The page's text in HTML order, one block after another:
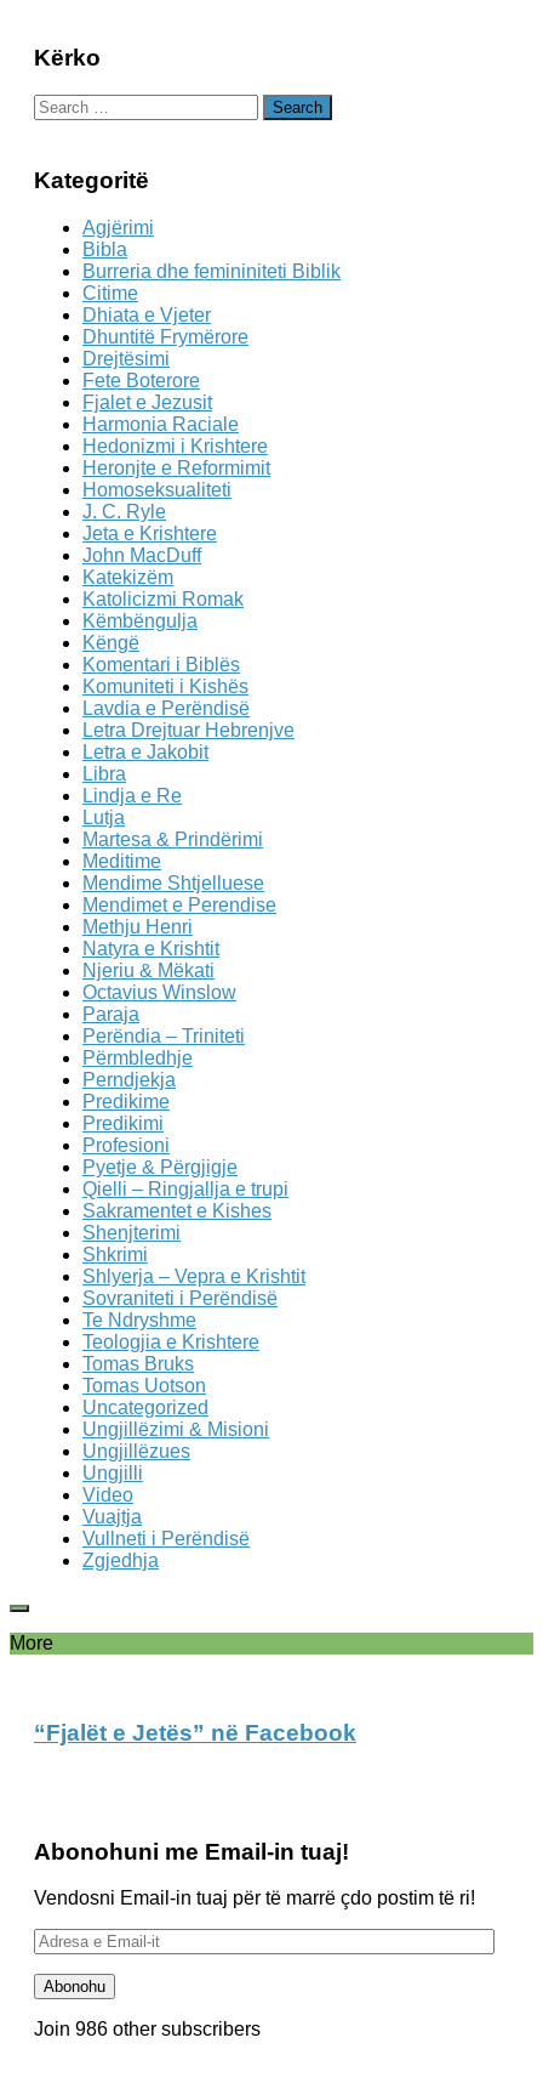
Kërko
Search
for:
Kategoritë
Agjërimi
Bibla
Burreria dhe femininiteti Biblik
Citime
Dhiata e Vjeter
Dhuntitë Frymërore
Drejtësimi
Fete Boterore
Fjalet e Jezusit
Harmonia Raciale
Hedonizmi i Krishtere
Heronjte e Reformimit
Homoseksualiteti
J. C. Ryle
Jeta e Krishtere
John MacDuff
Katekizëm
Katolicizmi Romak
Këmbëngulja
Këngë
Komentari i Biblës
Komuniteti i Kishës
Lavdia e Perëndisë
Letra Drejtuar Hebrenjve
Letra e Jakobit
Libra
Lindja e Re
Lutja
Martesa & Prindërimi
Meditime
Mendime Shtjelluese
Mendimet e Perendise
Methju Henri
Natyra e Krishtit
Njeriu & Mëkati
Octavius Winslow
Paraja
Perëndia – Triniteti
Përmbledhje
Perndjekja
Predikime
Predikimi
Profesioni
Pyetje & Përgjigje
Qielli – Ringjallja e trupi
Sakramentet e Kishes
Shenjterimi
Shkrimi
Shlyerja – Vepra e Krishtit
Sovraniteti i Perëndisë
Te Ndryshme
Teologjia e Krishtere
Tomas Bruks
Tomas Uotson
Uncategorized
Ungjillëzimi & Misioni
Ungjillëzues
Ungjilli
Video
Vuajtja
Vullneti i Perëndisë
Zgjedhja
More
“Fjalët e Jetës” në Facebook
Abonohuni me Email-in tuaj!
Vendosni Email-in tuaj për të marrë çdo postim të ri!
Adresa
e
Email-
it
Abonohu
Join 986 other subscribers